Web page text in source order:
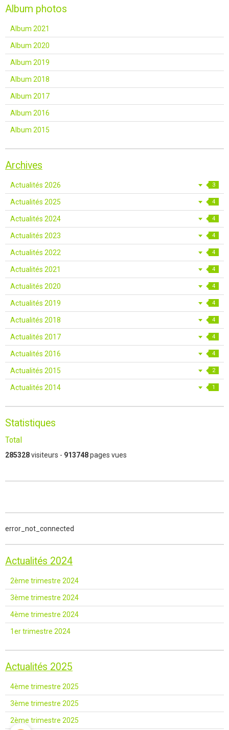
Album photos
Album 2021
Album 2020
Album 2019
Album 2018
Album 2017
Album 2016
Album 2015
Archives
Actualités 2026 3
Actualités 2025 4
Actualités 2024 4
Actualités 2023 4
Actualités 2022 4
Actualités 2021 4
Actualités 2020 4
Actualités 2019 4
Actualités 2018 4
Actualités 2017 4
Actualités 2016 4
Actualités 2015 2
Actualités 2014 1
Statistiques
Total
285328visiteurs - 913748pages vues
error_not_connected
Actualités 2024
2ème trimestre 2024
3ème trimestre 2024
4ème trimestre 2024
1er trimestre 2024
Actualités 2025
4ème trimestre 2025
3ème trimestre 2025
2ème trimestre 2025